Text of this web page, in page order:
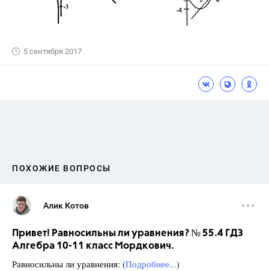
5 сентября 2017
ПОХОЖИЕ ВОПРОСЫ
Алик Котов
Привет! Равносильны ли уравнения? № 55.4 ГДЗ
Алгебра 10-11 класс Мордкович.
Равносильны ли уравнения: (Подробнее...)